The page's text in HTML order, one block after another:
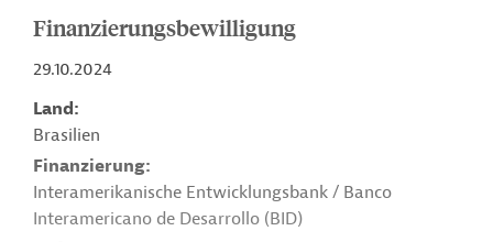
Finanzierungsbewilligung
29.10.2024
Land
Brasilien
Finanzierung
Interamerikanische Entwicklungsbank / Banco
Interamericano de Desarrollo (BID)